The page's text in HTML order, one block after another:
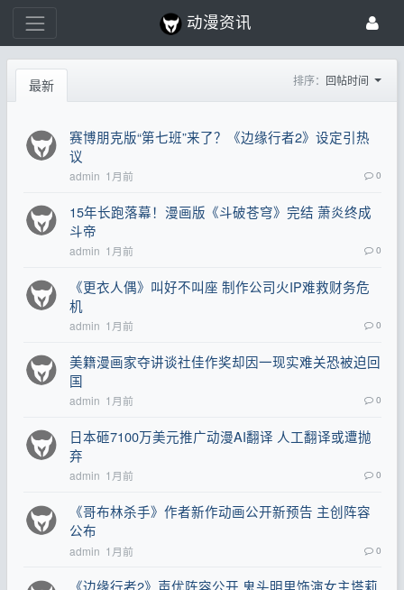
动漫资讯
最新 排序： 回帖时间
赛博朋克版“第七班”来了？《边缘行者2》设定引热
议
admin 1月前 0
15年长跑落幕！漫画版《斗破苍穹》完结 萧炎终成
斗帝
admin 1月前 0
《更衣人偶》叫好不叫座 制作公司火IP难救财务危
机
admin 1月前 0
美籍漫画家夺讲谈社佳作奖却因一现实难关恐被迫回
国
admin 1月前 0
日本砸7100万美元推广动漫AI翻译 人工翻译或遭抛
弃
admin 1月前 0
《哥布林杀手》作者新作动画公开新预告 主创阵容
公布
admin 1月前 0
《边缘行者2》声优阵容公开 鬼头明里饰演女主塔莉